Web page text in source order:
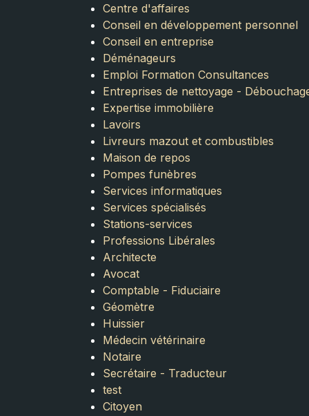
Centre d'affaires
Conseil en développement personnel
Conseil en entreprise
Déménageurs
Emploi Formation Consultances
Entreprises de nettoyage -
Expertise immobilière
Lavoirs
Livreurs mazout et combustibles
Maison de repos
Pompes funèbres
Services informatiques
Services spécialisés
Stations-services
Professions Libérales
Architecte
Avocat
Comptable - Fiduciaire
Géomètre
Huissier
Médecin vétérinaire
Notaire
Secrétaire - Traducteur
test
Citoyen